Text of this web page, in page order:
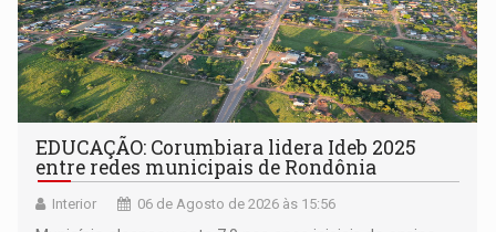
EDUCAÇÃO: Corumbiara lidera Ideb 2025
entre redes municipais de Rondônia
Interior 06 de Agosto de 2026 às 15:56